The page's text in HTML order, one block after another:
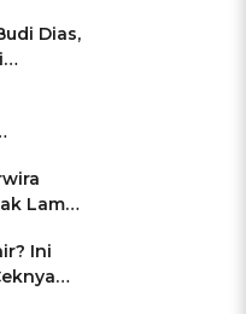
Dias,
Lama
Ini